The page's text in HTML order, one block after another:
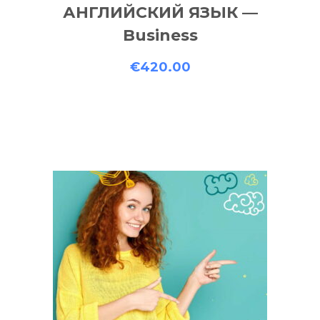
АНГЛИЙСКИЙ ЯЗЫК —
Business
€420.00